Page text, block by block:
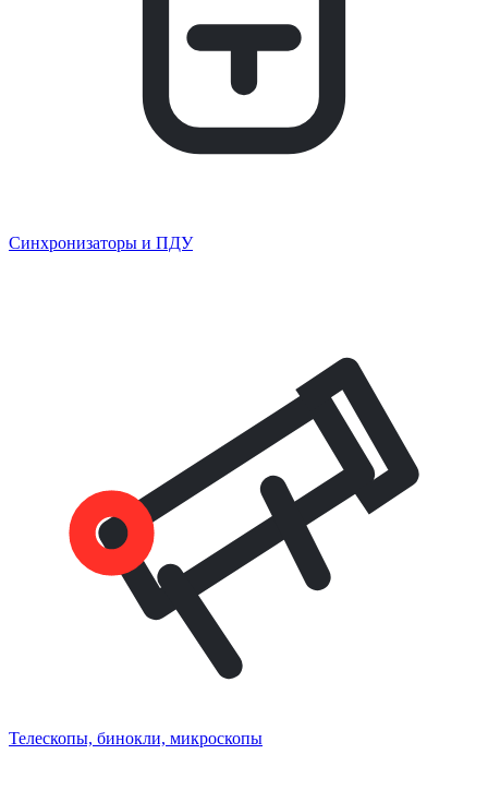
Синхронизаторы и ПДУ
Телескопы, бинокли, микроскопы